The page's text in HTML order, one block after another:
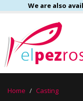
We are also
Home Casting